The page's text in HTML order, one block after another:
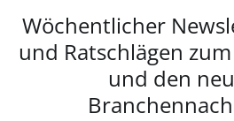
Wöchentlicher
und Ratschlägen
und den